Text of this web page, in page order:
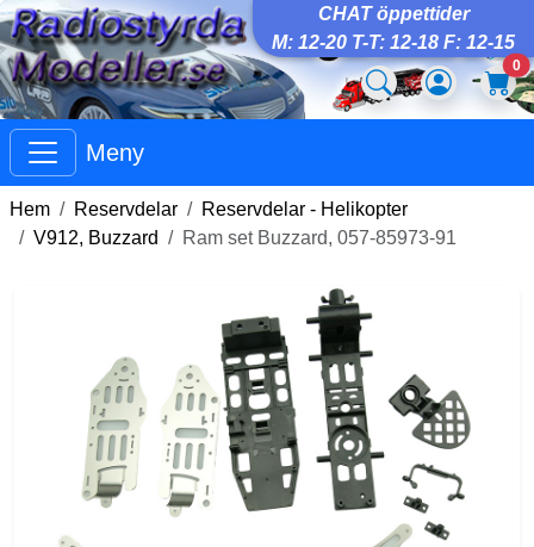
CHAT öppettider
M: 12-20 T-T: 12-18 F: 12-15
0
Meny
Hem Reservdelar
Reservdelar - Helikopter
V912, Buzzard
Ram set Buzzard, 057-85973-91